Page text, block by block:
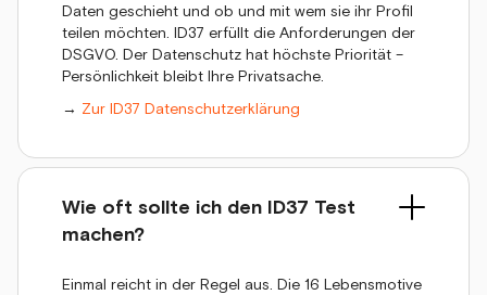
Daten geschieht und ob und mit wem sie ihr Profil
teilen möchten. ID37 erfüllt die Anforderungen der
DSGVO. Der Datenschutz hat höchste Priorität –
Persönlichkeit bleibt Ihre Privatsache.
→ Zur ID37 Datenschutzerklärung
Wie oft sollte ich den ID37 Test
machen?
Einmal reicht in der Regel aus. Die 16 Lebensmotive